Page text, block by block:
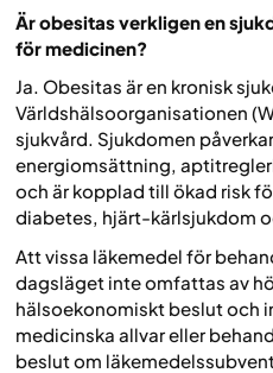
Är obesitas verkligen en
för medicinen?
Ja. Obesitas är en kronisk
Världshälsoorganisationen
sjukvård. Sjukdomen
energiomsättning,
och är kopplad till ökad risk
diabetes, hjärt-kärlsjukdom
Att vissa läkemedel för
dagsläget inte omfattas av
hälsoekonomiskt beslut och
medicinska allvar eller
beslut om